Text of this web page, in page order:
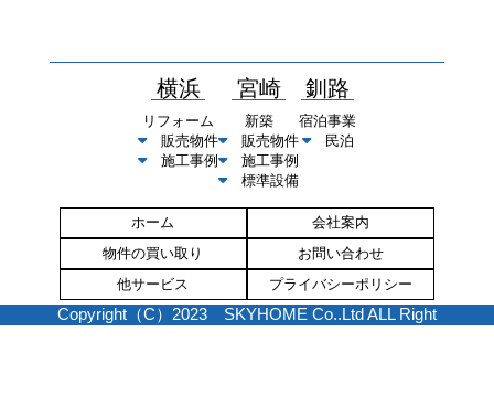
横浜
リフォーム
販売物件
施工事例
宮崎
新築
販売物件
施工事例
標準設備
釧路
宿泊事業
民泊
ホーム
会社案内
物件の買い取り
お問い合わせ
他サービス
プライバシーポリシー
Copyright（C）2023 SKYHOME Co..Ltd ALL Right